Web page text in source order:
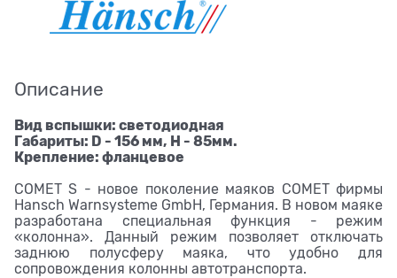
Описание
Вид вспышки: светодиодная
Габариты: D - 156 мм, H - 85мм.
Крепление: фланцевое
COMET S - новое поколение маяков COMET фирмы
Hansch Warnsysteme GmbH, Германия. В новом маяке
разработана специальная функция - режим
«колонна». Данный режим позволяет отключать
заднюю полусферу маяка, что удобно для
сопровождения колонны автотранспорта.